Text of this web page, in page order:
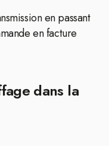
en passant
en facture
dans la